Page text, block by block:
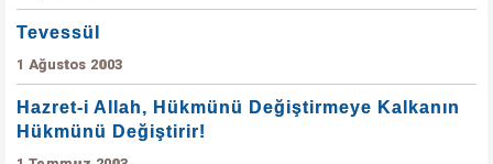
Tevessül
1 Ağustos 2003
Hazret-i Allah, Hükmünü Değiştirmeye Kalkanın
Hükmünü Değiştirir!